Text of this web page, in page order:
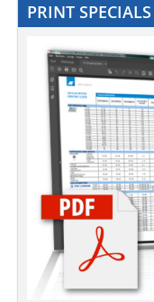
PRINT SPECIALS